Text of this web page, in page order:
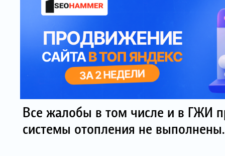
Все жалобы в том числе и в ГЖИ
системы отопления не выполнены.